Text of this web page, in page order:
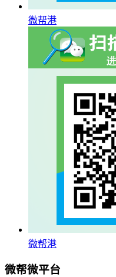
微帮港
微帮港
微帮微平台